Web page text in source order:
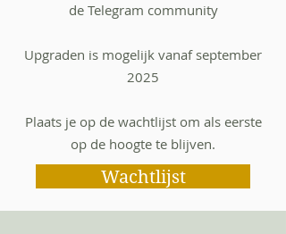
de Telegram community
Upgraden is mogelijk vanaf september
2025
Plaats je op de wachtlijst om als eerste
op de hoogte te blijven.
Wachtlijst